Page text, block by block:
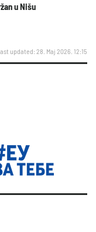
u Nišu
updated: 28. Maj 2026. 12:15